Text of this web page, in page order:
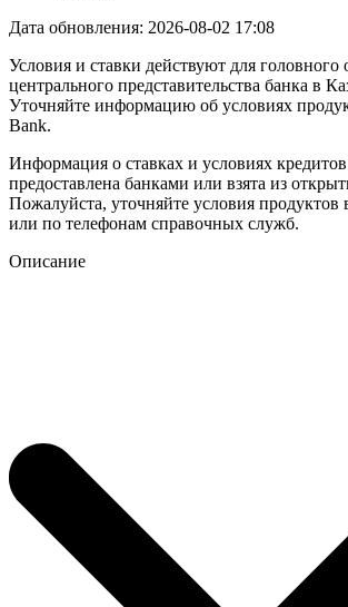
Дата обновления: 2026-08-02 17:08
Условия и ставки действуют для головного
центрального представительства банка в
Уточняйте информацию об условиях
Bank.
Информация о ставках и условиях кредитов
предоставлена банками или взята из
Пожалуйста, уточняйте условия продуктов
или по телефонам справочных служб.
Описание